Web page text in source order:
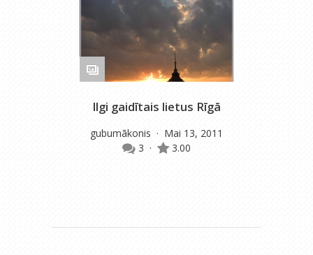
Ilgi gaidītais lietus Rīgā
gubumākonis · Mai 13, 2011
3 · 3.00